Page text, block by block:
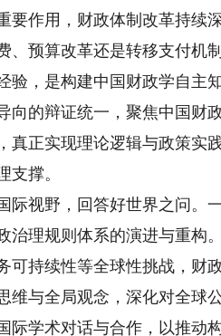
要作用，财政体制改革持续
、预算改革还是转移支付机
验，是构建中国财政学自主
向的辩证统一，聚焦中国财
真正实现理论逻辑与政策实
支撑。
视野，回答好世界之问。一
治理规则体系的演进与重构
可持续性等全球性挑战，财
维与全局观念，深化对全球
际学术对话与合作，以推动